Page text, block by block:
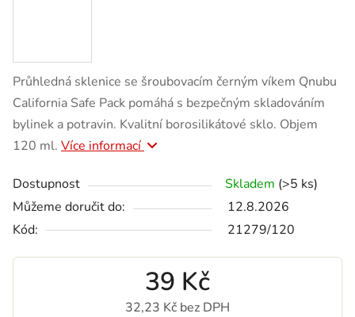
Průhledná sklenice se šroubovacím černým víkem Qnubu
California Safe Pack pomáhá s bezpečným skladováním
bylinek a potravin. Kvalitní borosilikátové sklo. Objem
120 ml. Více informací
Dostupnost Skladem (>5 ks)
Můžeme doručit do:
12.8.2026
Kód:
21279/120
39 Kč
32,23 Kč bez DPH